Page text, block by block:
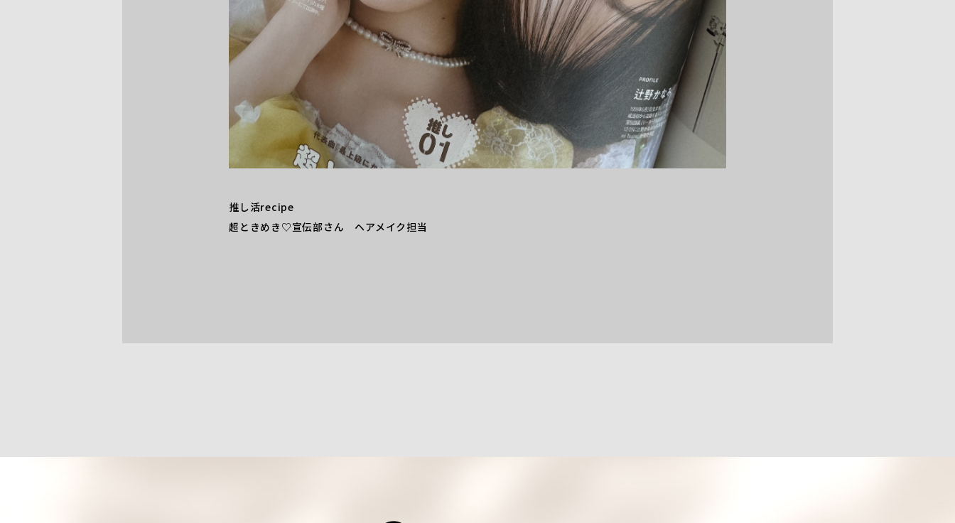
推し活recipe
超ときめき♡宣伝部さん ヘアメイク担当